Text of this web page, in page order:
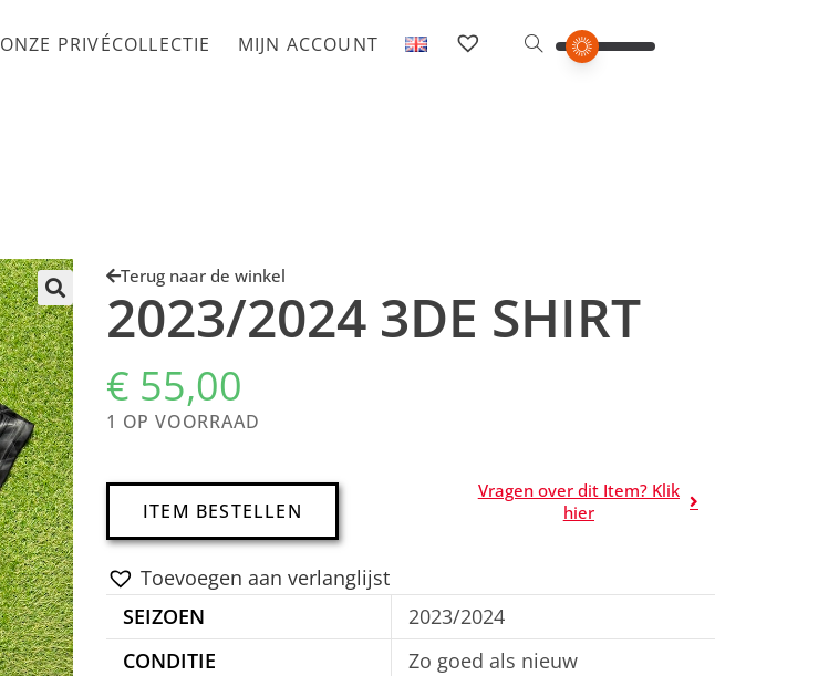
ONZE PRIVÉCOLLECTIE MIJN ACCOUNT
Terug naar de winkel
2023/2024 3DE SHIRT
€ 55,00
1 OP VOORRAAD
ITEM BESTELLEN
e
Vragen over dit Item? Klik
hier
Toevoegen aan verlanglijst
SEIZOEN
2023/2024
CONDITIE
Zo goed als nieuw